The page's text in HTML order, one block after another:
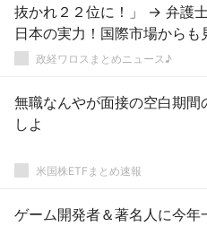
抜かれ２２位に！」 → 弁護
日本の実力！国際市場からも
かり！」ｗｗｗｗｗｗｗｗｗ
政経ワロスまとめニュース♪
無職なんやが面接の空白期間
しよ
米国株ETFまとめ速報
ゲーム開発者＆著名人に今年